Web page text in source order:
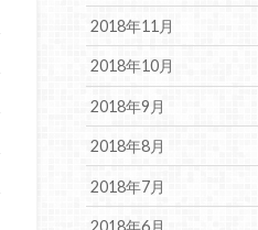
2018年11月
2018年10月
2018年9月
2018年8月
2018年7月
2018年6月